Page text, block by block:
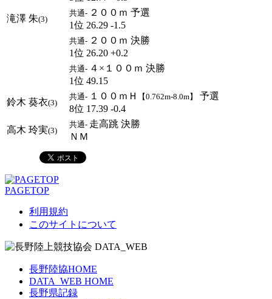
滝澤 朱(3)
共通- ２００ｍ 予選
1位 26.29 -1.5
共通- ２００ｍ 決勝
1位 26.20 +0.2
共通- ４×１００ｍ 決勝
1位 49.15
鈴木 葵衣(3)
共通- １００ｍＨ 【0.762m-8.0m】
予選
8位 17.39 -0.4
高木 玲実(3)
共通- 走高跳 決勝
ＮＭ
PAGETOP
利用規約
このサイトについて
長野陸協HOME
DATA_WEB HOME
長野県記録